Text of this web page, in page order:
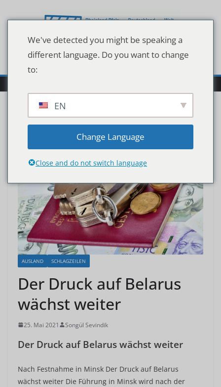
Inhalt
AUSLAND SCHLAGZEILEN
Der Druck auf Belarus
wächst weiter
25. Mai 2021 Songül Sevindik
Der Druck auf Belarus wächst weiter
Nach Festnahme in Minsk Der Druck auf Belarus
wächst weiter Die Führung in Minsk wird nach der
We've detected you might be speaking a
different language. Do you want to change
to:
EN
Change Language
Close and do not switch language